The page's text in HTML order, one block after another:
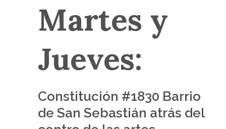
Martes y
Jueves:
Constitución #1830 Barrio
de San Sebastián atrás del